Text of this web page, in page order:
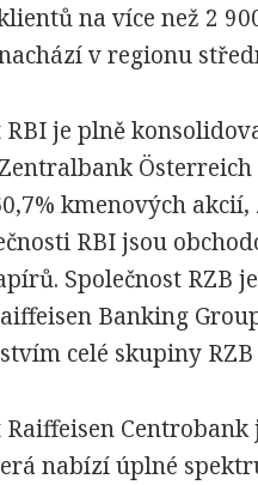
na více než 2
v regionu
RBI je plně
kmenových
RBI jsou
Společnost RZB
Banking
celé skupiny
Raiffeisen
nabízí úplné